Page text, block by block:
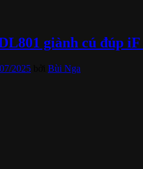
giành cú đúp
2025 Bùi Nga